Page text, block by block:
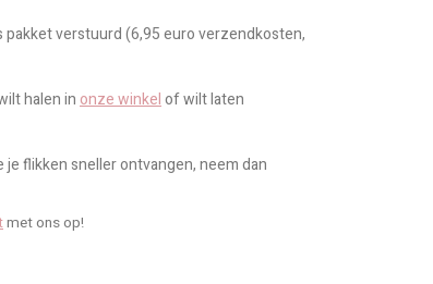
pakket verstuurd (6,95 euro verzendkosten,
halen in onze winkelof wilt laten
flikken sneller ontvangen, neem dan
met ons op!